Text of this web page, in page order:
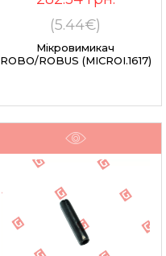
(5.44€)
Мікровимикач
ROBO/ROBUS (MICROI.1617)